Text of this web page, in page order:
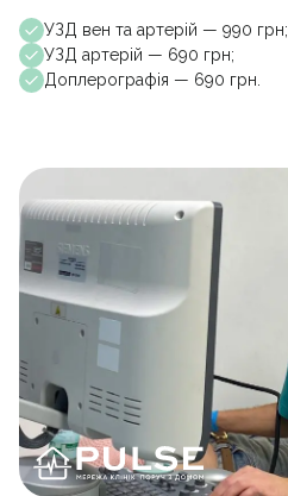
УЗД вен та артерій — 990 грн;
УЗД артерій — 690 грн;
Доплерографія — 690 грн.